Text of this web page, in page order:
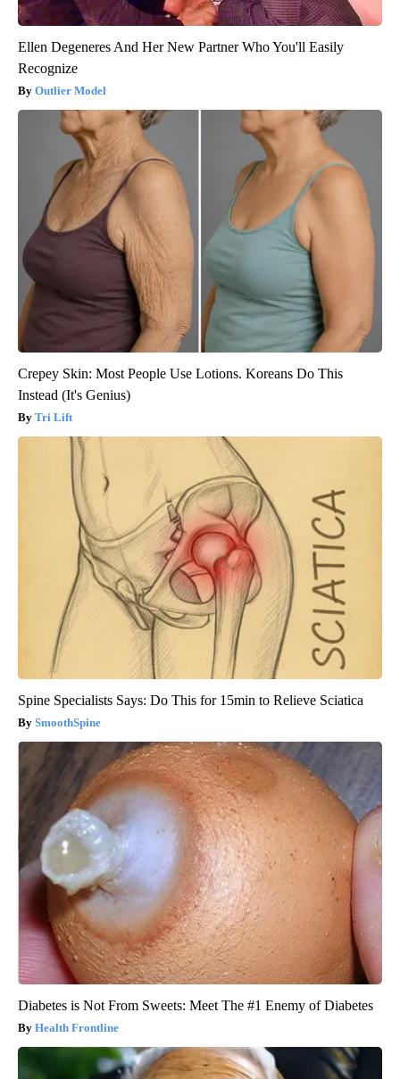
Ellen Degeneres And Her New Partner Who You'll Easily
Recognize
Outlier Model
Crepey Skin: Most People Use Lotions. Koreans Do This
Instead (It's Genius)
Tri Lift
Spine Specialists Says: Do This for 15min to Relieve Sciatica
SmoothSpine
Diabetes is Not From Sweets: Meet The #1 Enemy of Diabetes
Health Frontline